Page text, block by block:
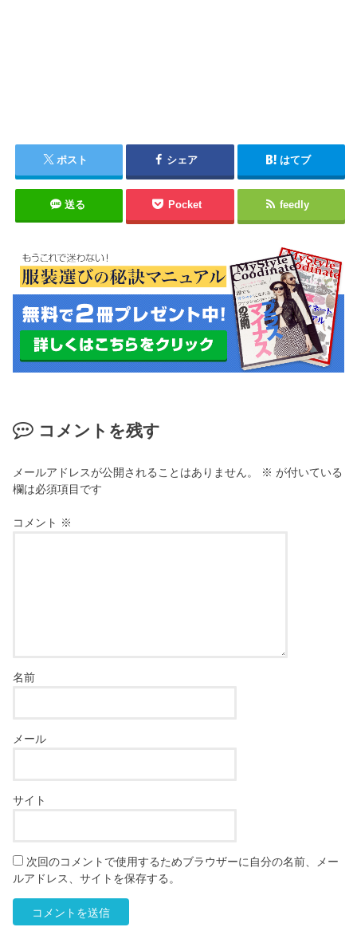
ポスト シェア はてブ
送る Pocket feedly
コメントを残す
メールアドレスが公開されることはありません。 ※ が付いている
欄は必須項目です
コメント ※
名前
メール
サイト
次回のコメントで使用するためブラウザーに自分の名前、メー
ルアドレス、サイトを保存する。